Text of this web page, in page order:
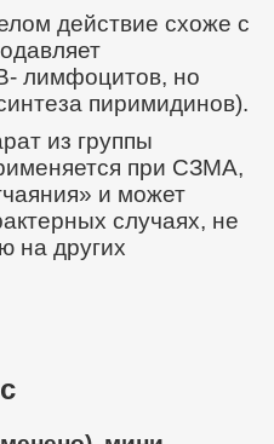
действие схоже с
лимфоцитов, но
пиримидинов).
из группы
при СЗМА,
и может
случаях, не
на других